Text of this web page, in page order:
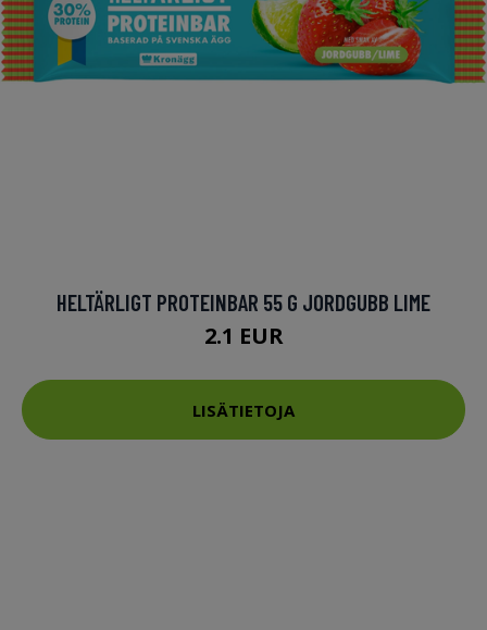
HELTÄRLIGT PROTEINBAR 55 G JORDGUBB LIME
2.1 EUR
LISÄTIETOJA